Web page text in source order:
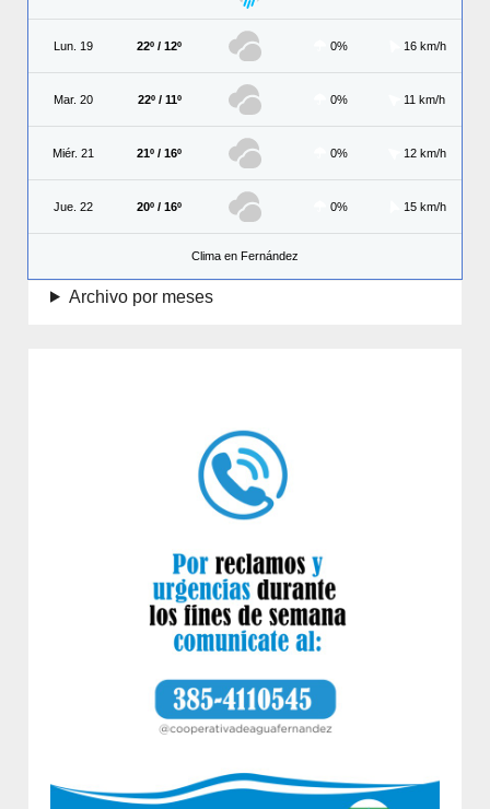
Lun. 19 22º / 12º 0% 16 km/h
Mar. 20 22º / 11º 0% 11 km/h
Miér. 21 21º / 16º 0% 12 km/h
Jue. 22 20º / 16º 0% 15 km/h
Clima en Fernández
Archivo por meses